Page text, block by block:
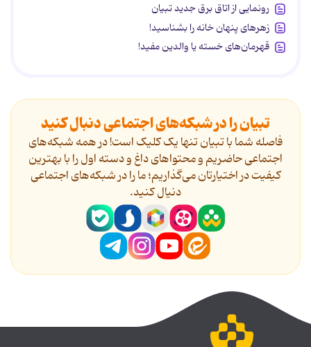
رونمایی از اتاق برق جدید تبیان
زهرهای پنهان خانه را بشناسید!
قهرمان‌های خسته یا والدین مفید!
تبیان را در شبکه‌های اجتماعی دنبال کنید
فاصله شما با تبیان تنها یک کلیک است! در همه شبکه‌های
اجتماعی حاضریم و محتواهای داغ و دسته اول را با بهترین
کیفیت در اختیارتان می‌گذاریم؛ ما را در شبکه‌های اجتماعی
دنیال کنید.